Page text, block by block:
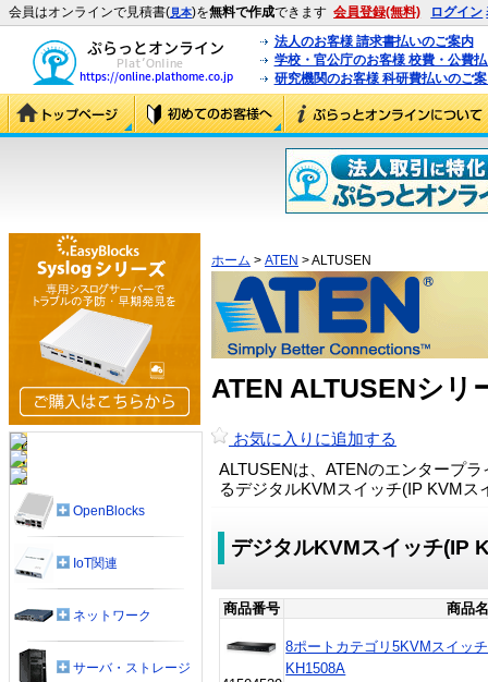
会員はオンラインで見積書(見本)を無料で作成できます 会員登録(無料) ログイン
法人のお客様 請求書払いのご案内
学校・官公庁のお客様 校費・公費
研究機関のお客様 科研費払いのご
ホーム > ATEN > ALTUSEN
ATEN ALTUSENシリ
お気に入りに追加する
ALTUSENは、ATENのエンタープ
るデジタルKVMスイッチ(IP KVM
デジタルKVMスイッチ(IP
商品番号 商品
8ポートカテゴリ5KVMスイッチ
KH1508A
OpenBlocks
IoT関連
ネットワーク
サーバ・ストレージ